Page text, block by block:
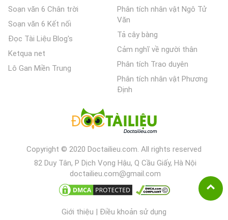
Soạn văn 6 Chân trời
Soạn văn 6 Kết nối
Đọc Tài Liệu Blog's
Ketqua net
Lô Gan Miền Trung
Phân tích nhân vật Ngô Tử
Văn
Tả cây bàng
Cảm nghĩ về người thân
Phân tích Trao duyên
Phân tích nhân vật Phương
Định
Copyright © 2020 Doctailieu.com. All rights reserved
82 Duy Tân, P Dịch Vọng Hậu, Q Cầu Giấy, Hà Nội
doctailieu.com@gmail.com
Giới thiệu | Điều khoản sử dụng